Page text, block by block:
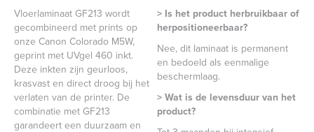
Vloerlaminaat GF213 wordt
gecombineerd met prints op
onze Canon Colorado M5W,
geprint met UVgel 460 inkt.
Deze inkten zijn geurloos,
krasvast en direct droog bij het
verlaten van de printer. De
combinatie met GF213
garandeert een duurzaam en
> Is het product herbruikbaar of
herpositioneerbaar?
Nee, dit laminaat is permanent
en bedoeld als eenmalige
beschermlaag.
> Wat is de levensduur van het
product?